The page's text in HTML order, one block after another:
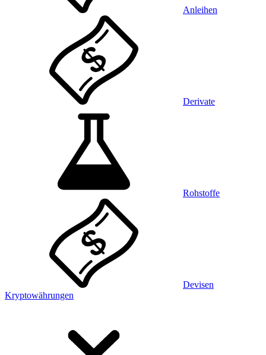
Anleihen
Derivate
Rohstoffe
Devisen
Kryptowährungen